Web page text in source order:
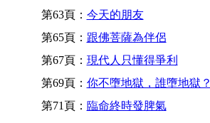
第63頁： 今天的朋友
第65頁： 跟佛菩薩為伴侶
第67頁： 現代人只懂得爭利
第69頁： 你不墮地獄，誰墮地獄？
第71頁： 臨命終時發脾氣